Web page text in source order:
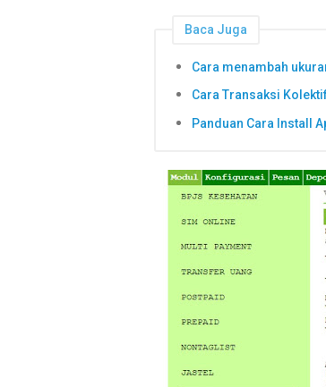
Baca Juga
Cara menambah
Cara Transaksi
Panduan Cara Install